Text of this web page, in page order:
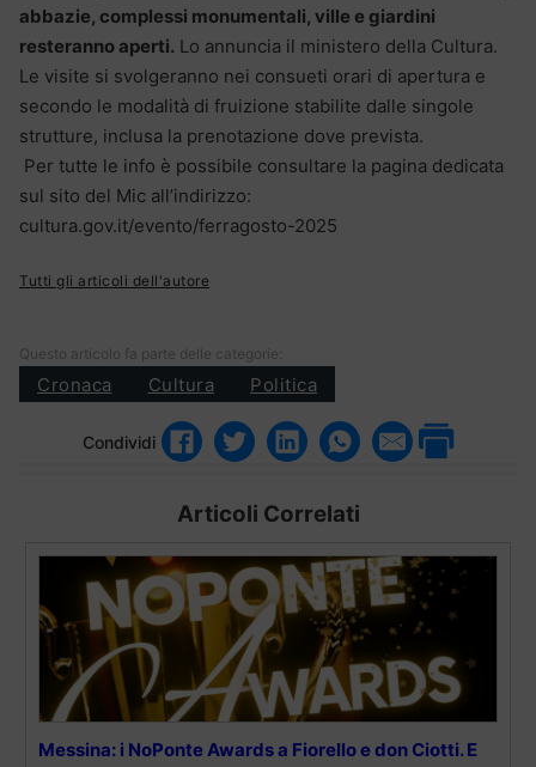
abbazie, complessi monumentali, ville e giardini
resteranno aperti. Lo annuncia il ministero della Cultura.
Le visite si svolgeranno nei consueti orari di apertura e
secondo le modalità di fruizione stabilite dalle singole
strutture, inclusa la prenotazione dove prevista.
Per tutte le info è possibile consultare la pagina dedicata
sul sito del Mic all’indirizzo:
cultura.gov.it/evento/ferragosto-2025
Tutti gli articoli dell'autore
Questo articolo fa parte delle categorie:
Cronaca Cultura Politica
Condividi
Articoli Correlati
Messina: i NoPonte Awards a Fiorello e don Ciotti. E